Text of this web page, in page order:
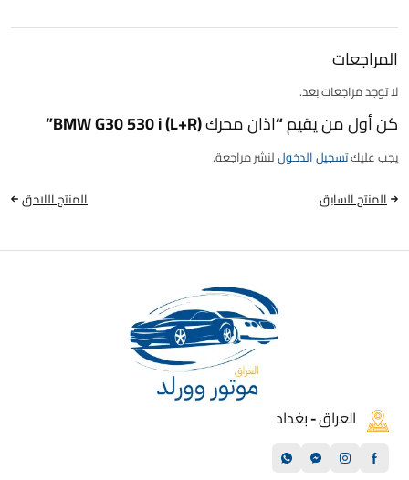
المراجعات
لا توجد مراجعات بعد.
كن أول من يقيم “اذان محرك BMW G30 530 i (L+R)”
يجب عليكتسجيل الدخوللنشر مراجعة.
المنتج السابق
المنتج اللاحق
العراق - بغداد